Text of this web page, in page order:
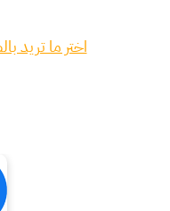
اختر ما تريد